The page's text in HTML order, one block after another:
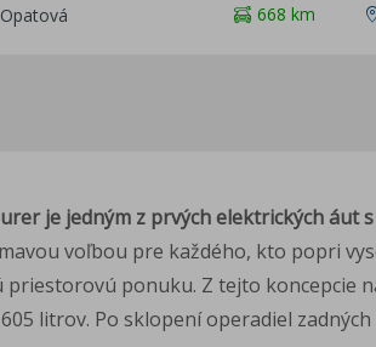
668 km
je jedným z prvých elektrických áut
voľbou pre každého, kto popri
ponuku. Z tejto koncepcie
litrov. Po sklopení operadiel zadných